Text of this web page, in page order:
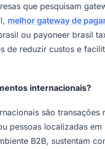
que pesquisam
melhor gateway de
ou payoneer brasil
de reduzir custos e
internacionais?
são transações
pessoas localizadas em
B2B, sustentam